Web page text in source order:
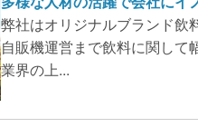
弊社はオリジナルブランド飲
自販機運営まで飲料に関して
業界の上...